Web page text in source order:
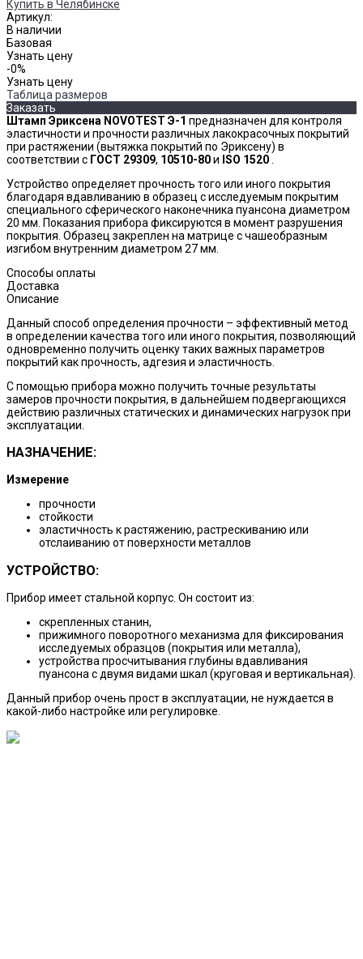
Артикул:
В наличии
Базовая
Узнать цену
-0%
Узнать цену
Таблица размеров
Заказать
Штамп Эриксена NOVOTEST Э-1 предназначен для контроля
эластичности и прочности различных лакокрасочных покрытий
при растяжении (вытяжка покрытий по Эриксену) в
соответствии с ГОСТ 29309, 10510-80и ISO 1520
Устройство определяет прочность того или иного покрытия
благодаря вдавливанию в образец с исследуемым покрытим
специального сферического наконечника пуансона диаметром
20 мм. Показания прибора фиксируются в момент разрушения
покрытия. Образец закреплен на матрице с чашеобразным
изгибом внутренним диаметром 27 мм.
Способы оплаты
Доставка
Описание
Данный способ определения прочности – эффективный метод
в определении качества того или иного покрытия, позволяющий
одновременно получить оценку таких важных параметров
покрытий как прочность, адгезия и эластичность.
С помощью прибора можно получить точные результаты
замеров прочности покрытия, в дальнейшем подвергающихся
действию различных статических и динамических нагрузок при
эксплуатации.
НАЗНАЧЕНИЕ:
Измерение
прочности
стойкости
эластичность к растяжению, растрескиванию или
отслаиванию от поверхности металлов
УСТРОЙСТВО:
Прибор имеет стальной корпус. Он состоит из:
скрепленных станин,
прижимного поворотного механизма для фиксирования
исследуемых образцов (покрытия или металла),
устройства просчитывания глубины вдавливания
пуансона с двумя видами шкал (круговая и вертикальная).
Данный прибор очень прост в эксплуатации, не нуждается в
какой-либо настройке или регулировке.